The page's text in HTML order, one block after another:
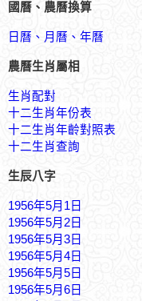
國曆、農曆換算
日曆、月曆、年曆
農曆生肖屬相
生肖配對
十二生肖年份表
十二生肖年齡對照表
十二生肖查詢
生辰八字
1956年5月1日
1956年5月2日
1956年5月3日
1956年5月4日
1956年5月5日
1956年5月6日